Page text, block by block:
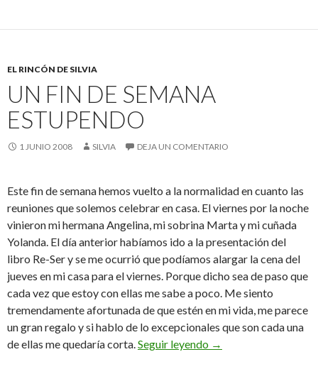
EL RINCÓN DE SILVIA
UN FIN DE SEMANA
ESTUPENDO
1 JUNIO 2008 SILVIA DEJA UN COMENTARIO
Este fin de semana hemos vuelto a la normalidad en cuanto las
reuniones que solemos celebrar en casa. El viernes por la noche
vinieron mi hermana Angelina, mi sobrina Marta y mi cuñada
Yolanda. El día anterior habíamos ido a la presentación del
libro Re-Ser y se me ocurrió que podíamos alargar la cena del
jueves en mi casa para el viernes. Porque dicho sea de paso que
cada vez que estoy con ellas me sabe a poco. Me siento
tremendamente afortunada de que estén en mi vida, me parece
un gran regalo y si hablo de lo excepcionales que son cada una
de ellas me quedaría corta.Seguir leyendo Un fin de semana
→